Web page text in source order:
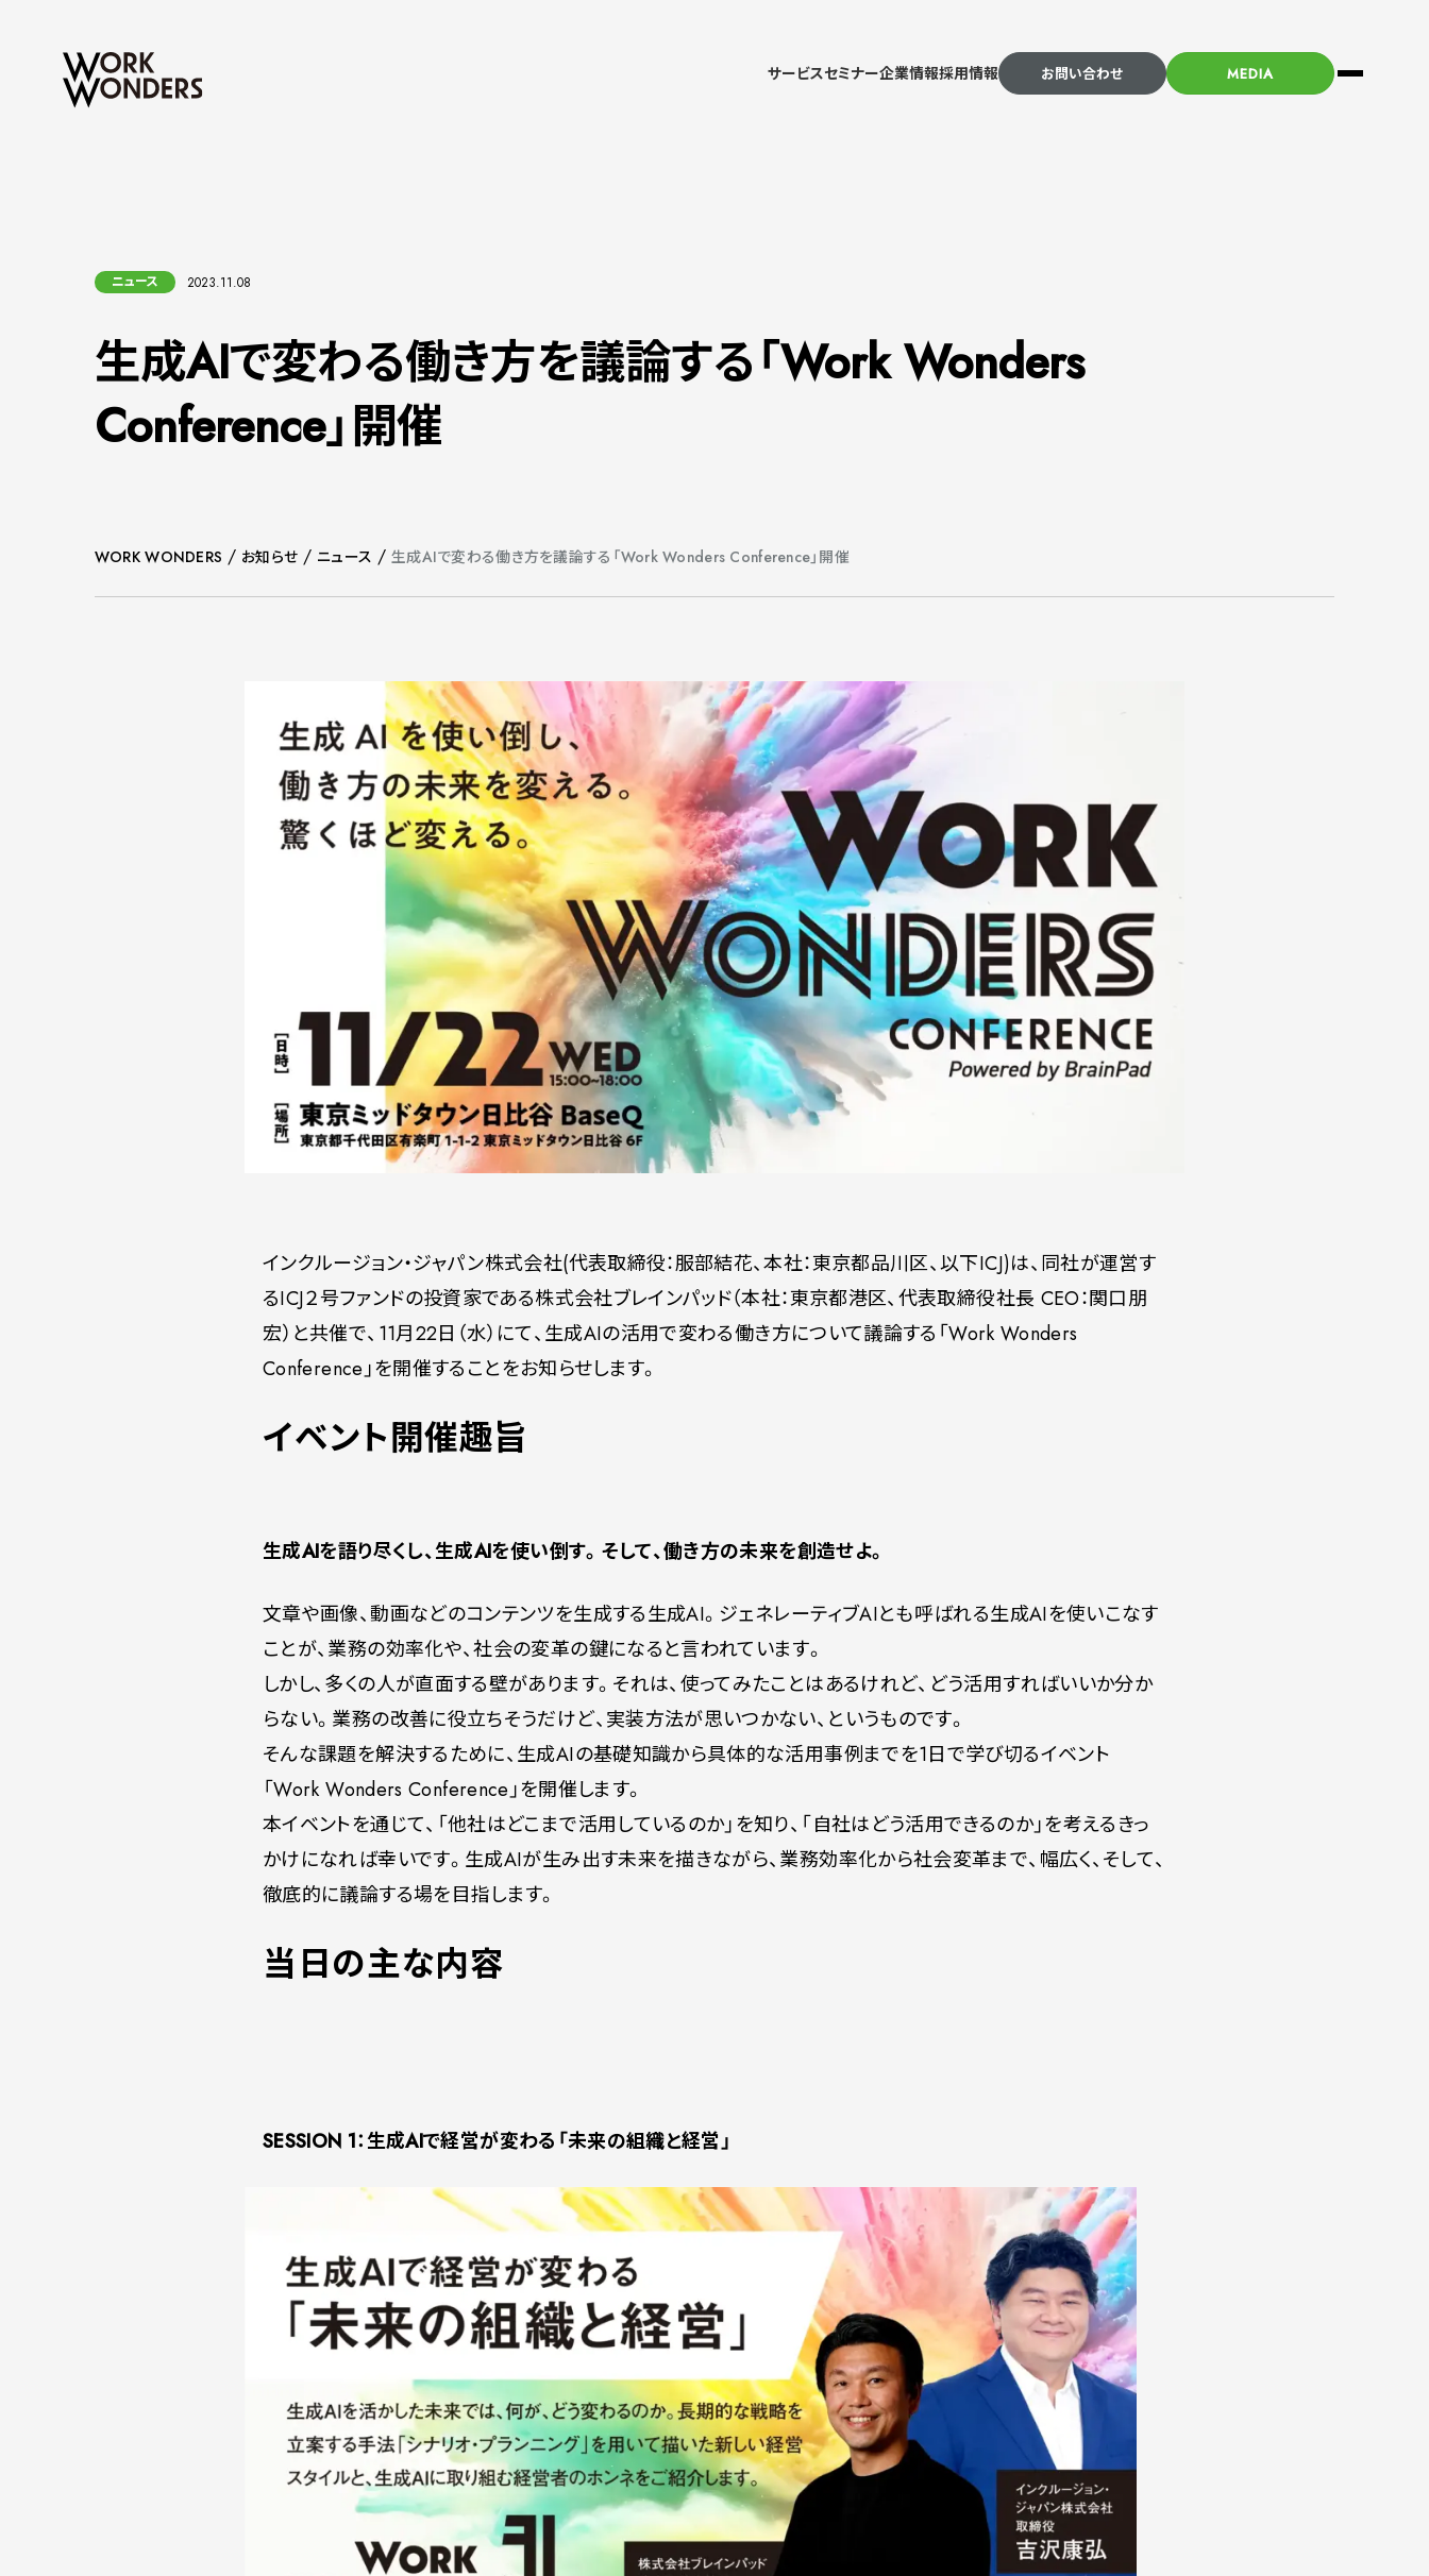
サービスセミナー企業情報採用情報 お問い合わせ MEDIA
ニュース 2023.11.08
生成AIで変わる働き方を議論する「Work Wonders
Conference」開催
WORK WONDERS / お知らせ / ニュース / 生成AIで変わる働き方を議論する「Work Wonders Conference」開催
インクルージョン・ジャパン株式会社(代表取締役：服部結花、本社：東京都品川区、以下ICJ)は、同社が運営す
るICJ２号ファンドの投資家である株式会社ブレインパッド（本社：東京都港区、代表取締役社長 CEO：関口朋
宏）と共催で、11月22日（水）にて、生成AIの活用で変わる働き方について議論する「Work Wonders
Conference」を開催することをお知らせします。
イベント開催趣旨
生成AIを語り尽くし、生成AIを使い倒す。そして、働き方の未来を創造せよ。
文章や画像、動画などのコンテンツを生成する生成AI。ジェネレーティブAIとも呼ばれる生成AIを使いこなす
ことが、業務の効率化や、社会の変革の鍵になると言われています。
しかし、多くの人が直面する壁があります。それは、使ってみたことはあるけれど、どう活用すればいいか分か
らない。業務の改善に役立ちそうだけど、実装方法が思いつかない、というものです。
そんな課題を解決するために、生成AIの基礎知識から具体的な活用事例までを1日で学び切るイベント
「Work Wonders Conference」を開催します。
本イベントを通じて、「他社はどこまで活用しているのか」を知り、「自社はどう活用できるのか」を考えるきっ
かけになれば幸いです。生成AIが生み出す未来を描きながら、業務効率化から社会変革まで、幅広く、そして、
徹底的に議論する場を目指します。
当日の主な内容
SESSION 1：生成AIで経営が変わる「未来の組織と経営」